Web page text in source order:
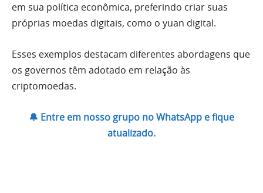
em sua política econômica, preferindo criar suas
próprias moedas digitais, como o yuan digital.
Esses exemplos destacam diferentes abordagens que
os governos têm adotado em relação às
criptomoedas.
🔔 Entre em nosso grupo no WhatsApp e fique
atualizado.